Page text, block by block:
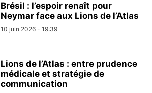
Brésil : l’espoir renaît pour
Neymar face aux Lions de l’Atlas
10 juin 2026 - 19:39
Lions de l’Atlas : entre prudence
médicale et stratégie de
communication